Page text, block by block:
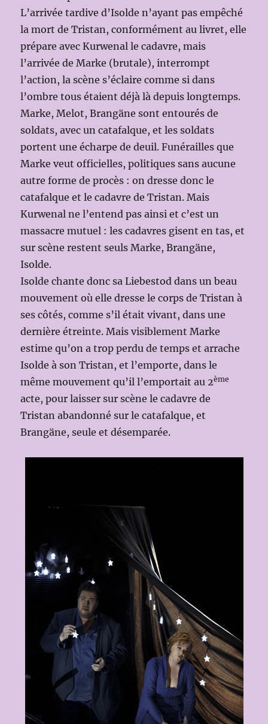
L’arrivée tardive d’Isolde n’ayant pas empêché
la mort de Tristan, conformément au livret, elle
prépare avec Kurwenal le cadavre, mais
l’arrivée de Marke (brutale), interrompt
l’action, la scène s’éclaire comme si dans
l’ombre tous étaient déjà là depuis longtemps.
Marke, Melot, Brangäne sont entourés de
soldats, avec un catafalque, et les soldats
portent une écharpe de deuil. Funérailles que
Marke veut officielles, politiques sans aucune
autre forme de procès : on dresse donc le
catafalque et le cadavre de Tristan. Mais
Kurwenal ne l’entend pas ainsi et c’est un
massacre mutuel : les cadavres gisent en tas, et
sur scène restent seuls Marke, Brangäne,
Isolde.
Isolde chante donc sa Liebestod dans un beau
mouvement où elle dresse le corps de Tristan à
ses côtés, comme s’il était vivant, dans une
dernière étreinte. Mais visiblement Marke
estime qu’on a trop perdu de temps et arrache
Isolde à son Tristan, et l’emporte, dans le
même mouvement qu’il l’emportait au 2ème
acte, pour laisser sur scène le cadavre de
Tristan abandonné sur le catafalque, et
Brangäne, seule et désemparée.